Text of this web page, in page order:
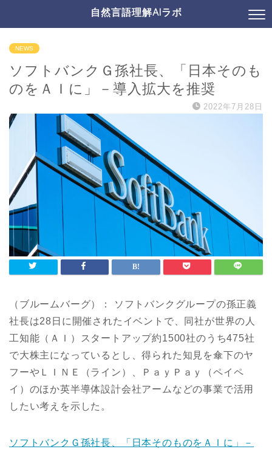
自然言語理解AIラボ
NEWS
ソフトバンクＧ孫社長、「日本そのも
のをＡＩに」－導入拡大を推奨
2022年7月28日
（ブルームバーグ）： ソフトバンクグループの孫正義
社長は28日に開催されたイベントで、同社が世界の人
工知能（ＡＩ）スタートアップ約1500社のうち475社
で大株主になっているとし、得られた知見を傘下のヤ
フーやＬＩＮＥ（ライン）、ＰａｙＰａｙ（ペイペ
イ）のほか英半導体設計会社アームなどの事業で活用
したい考えを示した。
ソフトバンクＧ孫社長、「日本そのものをＡＩに」－